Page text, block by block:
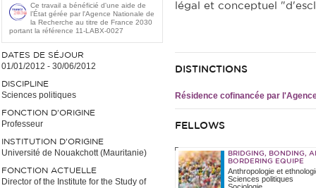
Ce travail a bénéficié d'une aide de
l’État gérée par l'Agence Nationale de
la Recherche au titre de France 2030
portant la référence 11-LABX-0027
DATES DE SÉJOUR
01/01/2012 - 30/06/2012
DISCIPLINE
Sciences politiques
FONCTION D’ORIGINE
Professeur
INSTITUTION D’ORIGINE
Université de Nouakchott (Mauritanie)
FONCTION ACTUELLE
Director of the Institute for the Study of
légal et conceptuel
DISTINCTIONS
Résidence cofinancée par
FELLOWS
BRIDGING, BONDING,
BORDERING EQUIPE
Anthropologie et
Sciences politiques